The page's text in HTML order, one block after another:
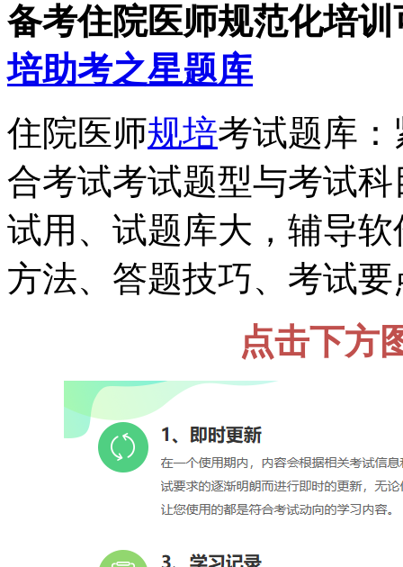
备考住院医师规范化培
培助考之星题库
住院医师规培考试题库
合考试考试题型与考试
试用、试题库大，辅导
方法、答题技巧、考试
点击下方